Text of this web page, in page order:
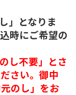
」となりま
時にご希望の
し不要」とさ
さい。御中
のし」をお